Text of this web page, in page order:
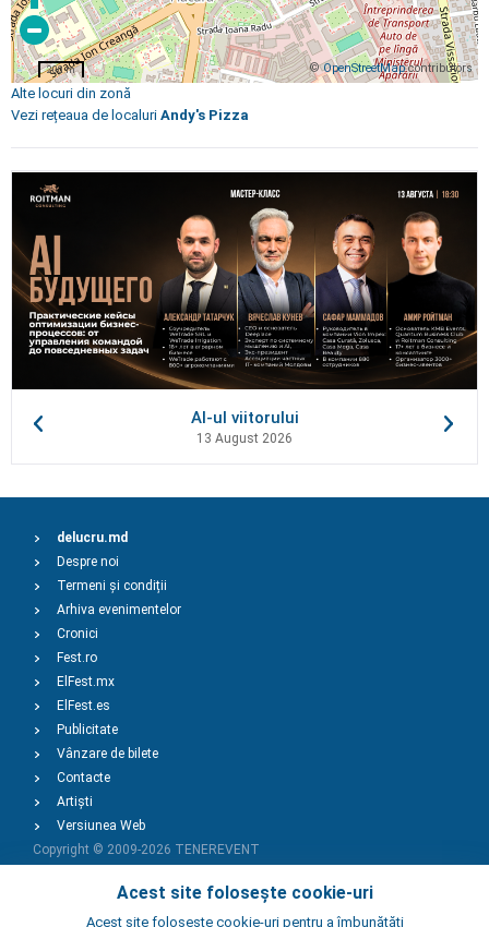
©OpenStreetMapcontributors
200 m
Alte locuri din zonă
Vezi rețeaua de localuri Andy's Pizza
AI-ul viitorului
13 August 2026
Acest site folosește cookie-uri
Acest site foloseste cookie-uri pentru a îmbunătăți
delucru.md
Despre noi
Termeni și condiții
Arhiva evenimentelor
Cronici
Fest.ro
ElFest.mx
ElFest.es
Publicitate
Vânzare de bilete
Contacte
Artiști
Versiunea Web
Copyright © 2009-2026 TENEREVENT
Adaugă Eveniment